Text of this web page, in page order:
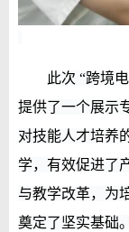
此次 “跨境
提供了一个展示
对技能人才培养
学，有效促进了
与教学改革，为
奠定了坚实基础